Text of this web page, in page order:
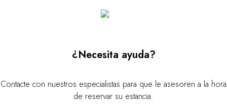
¿Necesita ayuda?
Contacte con nuestros especialistas para que le asesoren a la hora
de reservar su estancia.